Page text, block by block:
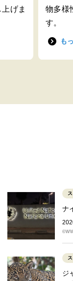
げま
物多様
す。
も
ナ
ジ